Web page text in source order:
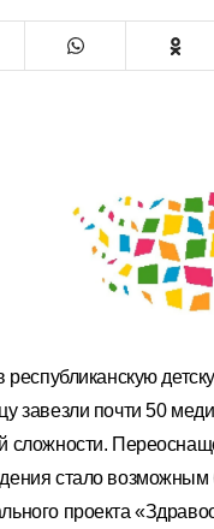
завезли почти 50
сложности.
стало возможным
проекта